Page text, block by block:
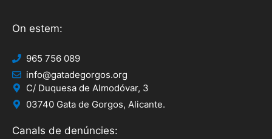
On estem:
965 756 089
info@gatadegorgos.org
C/ Duquesa de Almodóvar, 3
03740 Gata de Gorgos, Alicante.
Canals de denúncies: